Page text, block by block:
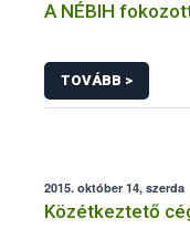
A NÉBIH
TOVÁBB >
2015. október 14, szerda
Közétkeztető